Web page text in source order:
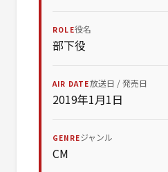
ROLE役名
部下役
AIR DATE放送日 / 発売日
2019年1月1日
GENREジャンル
CM